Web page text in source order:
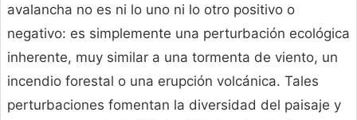
avalancha no es ni lo uno ni lo otro positivo o
negativo: es simplemente una perturbación ecológica
inherente, muy similar a una tormenta de viento, un
incendio forestal o una erupción volcánica. Tales
perturbaciones fomentan la diversidad del paisaje y